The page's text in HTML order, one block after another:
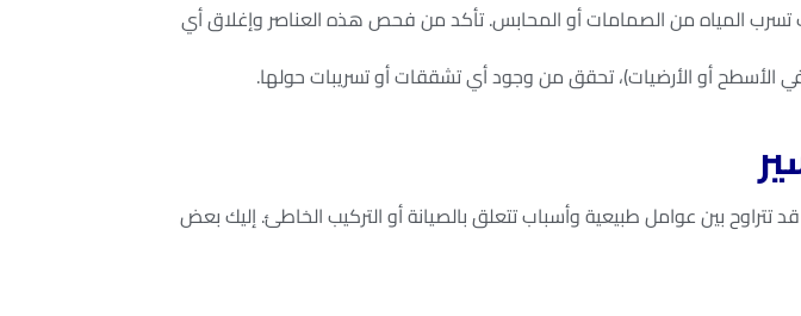
المياه من الصمامات أو المحابس. تأكد من فحص هذه العناصر وإغلاق أي
في الأسطح أو الأرضيات)، تحقق من وجود أي تشققات أو تسريبات حولها.
بين عوامل طبيعية وأسباب تتعلق بالصيانة أو التركيب الخاطئ. إليك بعض